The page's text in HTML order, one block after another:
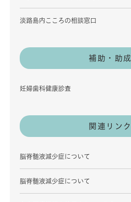
淡路島内こころの相談窓口
補助・助成
妊婦歯科健康診査
関連リンク
脳脊髄液減少症について
脳脊髄液減少症について